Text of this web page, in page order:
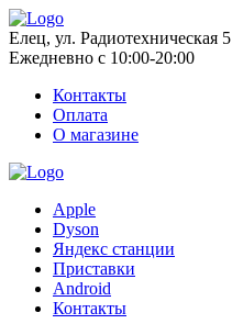
Елец, ул. Радиотехническая 5
Ежедневно с 10:00-20:00
Контакты
Оплата
О магазине
Apple
Dyson
Яндекс станции
Приставки
Android
Контакты